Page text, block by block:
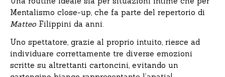
Mentalismo close-up, che fa parte del repertorio di
Matteo Filippini da anni.
Uno spettatore, grazie al proprio intuito, riesce ad
individuare correttamente tre diverse emozioni
scritte su altrettanti cartoncini, evitando un